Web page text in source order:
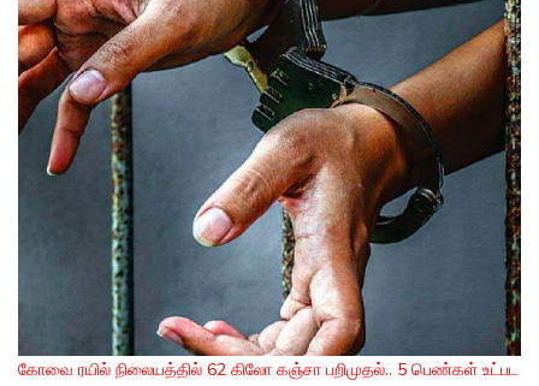
கோவை ரயில் நிலையத்தில் 62 கிலோ கஞ்சா பறிமுதல்.. 5 பெண்கள் உட்பட